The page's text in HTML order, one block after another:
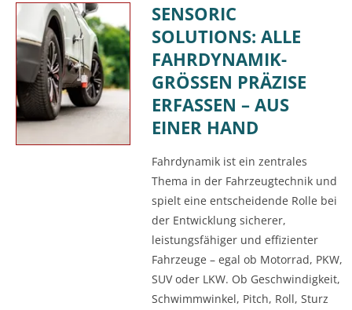
SENSORIC
SOLUTIONS: ALLE
FAHRDYNAMIK-
GRÖSSEN PRÄZISE E
RFASSEN – AUS E
INER HAND
Fahrdynamik ist ein zentrales
Thema in der Fahrzeugtechnik und
spielt eine entscheidende Rolle bei
der Entwicklung sicherer,
leistungsfähiger und effizienter
Fahrzeuge – egal ob Motorrad, PKW,
SUV oder LKW. Ob Geschwindigkeit,
Schwimmwinkel, Pitch, Roll, Sturz